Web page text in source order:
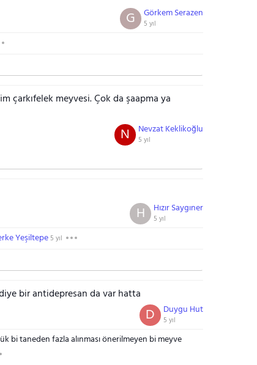
Görkem Serazen
5 yıl
G
çarkıfelek meyvesi. Çok da şaapma ya
Nevzat Keklikoğlu
5 yıl
N
Hızır Saygıner
5 yıl
H
Yeşiltepe5 yıl
bir antidepresan da var hatta
Duygu Hut
5 yıl
D
bi taneden fazla alınması önerilmeyen bi meyve